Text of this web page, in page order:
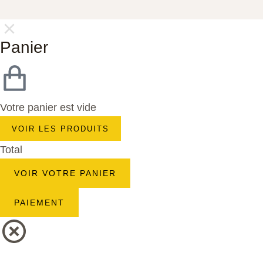
Panier
Votre panier est vide
VOIR LES PRODUITS
Total
VOIR VOTRE PANIER
PAIEMENT